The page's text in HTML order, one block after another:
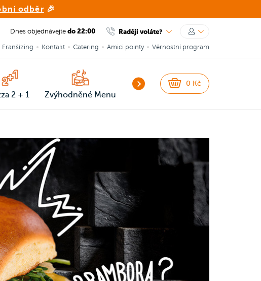
odběr 🎉
Dnes objednávejte do 22:00 Raději voláte?
Franšízing Kontakt Catering Amici pointy Věrnostní program
2 + 1 Zvýhodněné Menu Smash Burgery Burgery
0 Kč